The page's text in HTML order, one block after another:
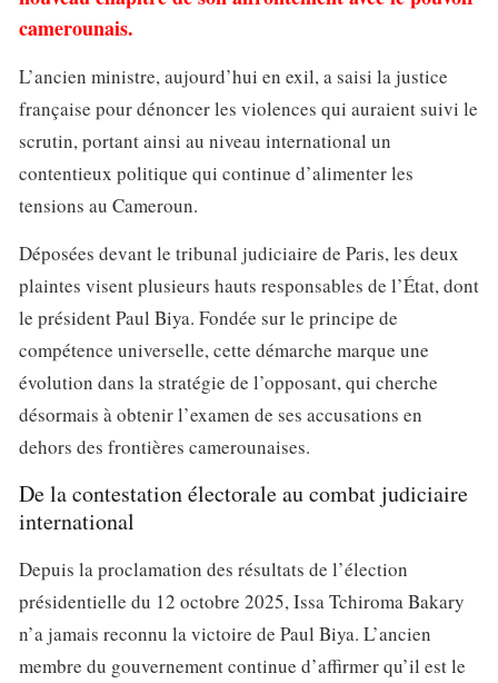
camerounais.
L’ancien ministre, aujourd’hui en exil, a saisi la justice
française pour dénoncer les violences qui auraient suivi le
scrutin, portant ainsi au niveau international un
contentieux politique qui continue d’alimenter les
tensions au Cameroun.
Déposées devant le tribunal judiciaire de Paris, les deux
plaintes visent plusieurs hauts responsables de l’État, dont
le président Paul Biya. Fondée sur le principe de
compétence universelle, cette démarche marque une
évolution dans la stratégie de l’opposant, qui cherche
désormais à obtenir l’examen de ses accusations en
dehors des frontières camerounaises.
De la contestation électorale au combat judiciaire
international
Depuis la proclamation des résultats de l’élection
présidentielle du 12 octobre 2025, Issa Tchiroma Bakary
n’a jamais reconnu la victoire de Paul Biya. L’ancien
membre du gouvernement continue d’affirmer qu’il est le